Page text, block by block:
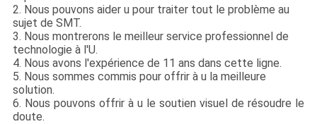
2. Nous pouvons aider u pour traiter tout le problème au
sujet de SMT.
3. Nous montrerons le meilleur service professionnel de
technologie à l'U.
4. Nous avons l'expérience de 11 ans dans cette ligne.
5. Nous sommes commis pour offrir à u la meilleure
solution.
6. Nous pouvons offrir à u le soutien visuel de résoudre le
doute.